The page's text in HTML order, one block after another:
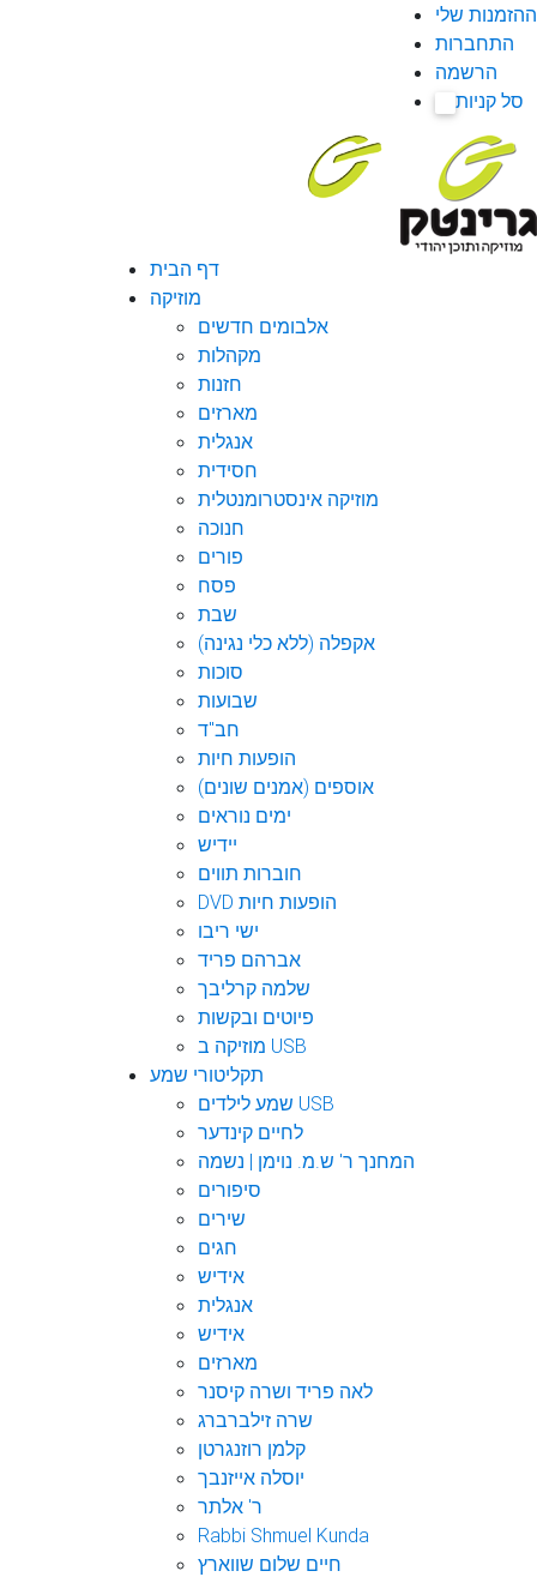
ההזמנות שלי
התחברות
הרשמה
סל קניות
דף הבית
מוזיקה
אלבומים חדשים
מקהלות
חזנות
מארזים
אנגלית
חסידית
מוזיקה אינסטרומנטלית
חנוכה
פורים
פסח
שבת
אקפלה (ללא כלי נגינה)
סוכות
שבועות
חב"ד
הופעות חיות
אוספים (אמנים שונים)
ימים נוראים
יידיש
חוברות תווים
DVD הופעות חיות
ישי ריבו
אברהם פריד
שלמה קרליבך
פיוטים ובקשות
מוזיקה ב USB
תקליטורי שמע
שמע לילדים USB
לחיים קינדער
המחנך ר' ש.מ. נוימן | נשמה
סיפורים
שירים
חגים
אידיש
אנגלית
אידיש
מארזים
לאה פריד ושרה קיסנר
שרה זילברברג
קלמן רוזנגרטן
יוסלה אייזנבך
ר' אלתר
Rabbi Shmuel Kunda
חיים שלום שווארץ